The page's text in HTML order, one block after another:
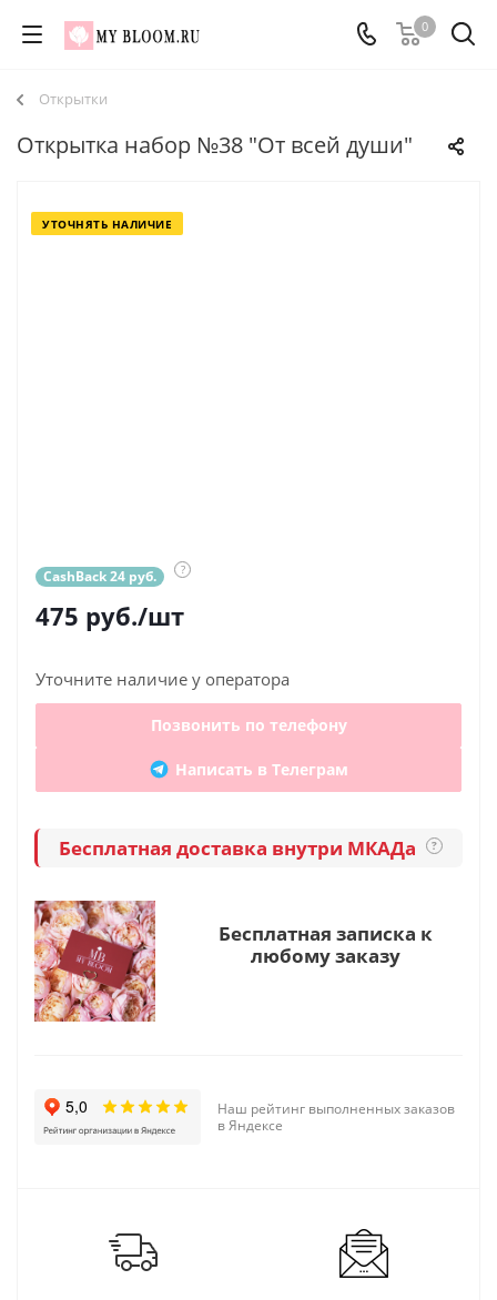
0
Открытки
Открытка набор №38 "От всей души"
УТОЧНЯТЬ НАЛИЧИЕ
CashBack 24 руб. ?
475 руб./шт
Уточните наличие у оператора
Позвонить по телефону
Написать в Телеграм
Бесплатная доставка внутри МКАДа ?
Бесплатная записка к
любому заказу
Наш рейтинг выполненных заказов
в Яндексе